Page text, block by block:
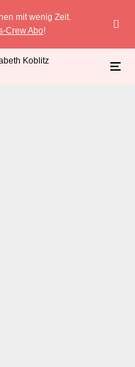
mit wenig Zeit.
Crew Abo!